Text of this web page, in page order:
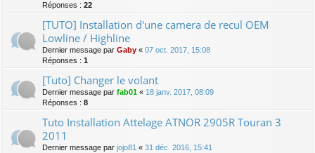
Réponses : 22
[TUTO] Installation d'une camera de recul OEM
Lowline / Highline
Dernier message par Gaby « 07 oct. 2017, 15:08
Réponses : 1
[Tuto] Changer le volant
Dernier message par fab01 « 18 janv. 2017, 08:09
Réponses : 8
Tuto Installation Attelage ATNOR 2905R Touran 3
2011
Dernier message par jojo81 « 31 déc. 2016, 15:41